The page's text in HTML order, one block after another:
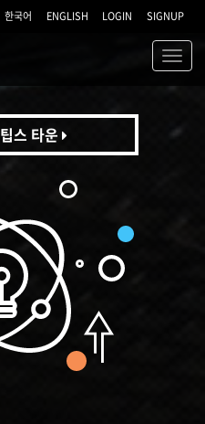
한국어 ENGLISH LOGIN SIGNUP
팁스 타운